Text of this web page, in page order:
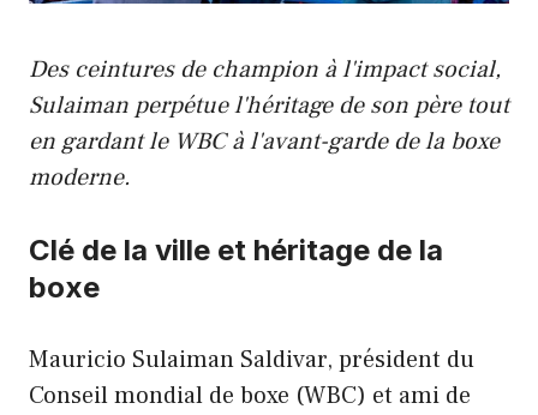
Des ceintures de champion à l'impact social,
Sulaiman perpétue l'héritage de son père tout
en gardant le WBC à l'avant-garde de la boxe
moderne.
Clé de la ville et héritage de la
boxe
Mauricio Sulaiman Saldivar, président du
Conseil mondial de boxe (WBC) et ami de